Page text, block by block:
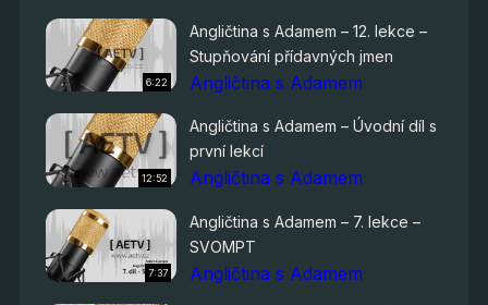
6:22
Angličtina s Adamem – 12. lekce –
Stupňování přídavných jmen
Angličtina s Adamem
12:52
Angličtina s Adamem – Úvodní díl s
první lekcí
Angličtina s Adamem
7:37
Angličtina s Adamem – 7. lekce –
SVOMPT
Angličtina s Adamem